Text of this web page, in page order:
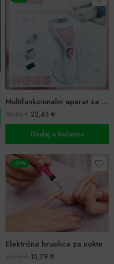
Multifunkcionalni aparat za njegu tijela 4u1
50,43€ 22,43 €
Dodaj u košaricu
-34%
Električna brusilica za nokte
23,76€ 15,79 €